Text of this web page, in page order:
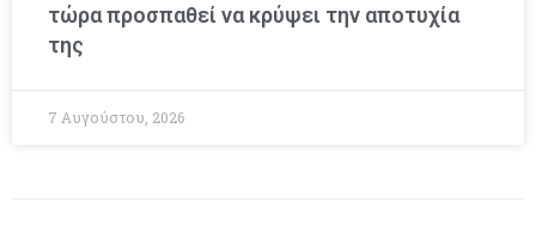
τώρα προσπαθεί να κρύψει την αποτυχία
της
7 Αυγούστου, 2026